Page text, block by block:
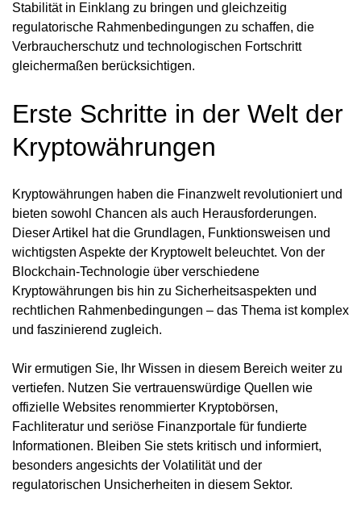
Stabilität in Einklang zu bringen und gleichzeitig
regulatorische Rahmenbedingungen zu schaffen, die
Verbraucherschutz und technologischen Fortschritt
gleichermaßen berücksichtigen.
Erste Schritte in der Welt der
Kryptowährungen
Kryptowährungen haben die Finanzwelt revolutioniert und
bieten sowohl Chancen als auch Herausforderungen.
Dieser Artikel hat die Grundlagen, Funktionsweisen und
wichtigsten Aspekte der Kryptowelt beleuchtet. Von der
Blockchain-Technologie über verschiedene
Kryptowährungen bis hin zu Sicherheitsaspekten und
rechtlichen Rahmenbedingungen – das Thema ist komplex
und faszinierend zugleich.
Wir ermutigen Sie, Ihr Wissen in diesem Bereich weiter zu
vertiefen. Nutzen Sie vertrauenswürdige Quellen wie
offizielle Websites renommierter Kryptobörsen,
Fachliteratur und seriöse Finanzportale für fundierte
Informationen. Bleiben Sie stets kritisch und informiert,
besonders angesichts der Volatilität und der
regulatorischen Unsicherheiten in diesem Sektor.